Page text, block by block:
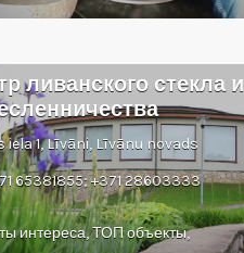
ливанского стекла и
iela 1, Līvāni, Līvānu novads
65381855; +371 28603333
интереса, ТОП объекты,